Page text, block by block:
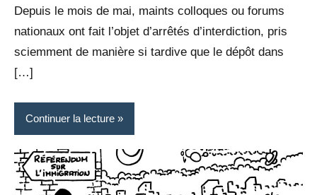
Depuis le mois de mai, maints colloques ou forums
nationaux ont fait l’objet d’arrêtés d’interdiction, pris
sciemment de manière si tardive que le dépôt dans
[…]
Continuer la lecture